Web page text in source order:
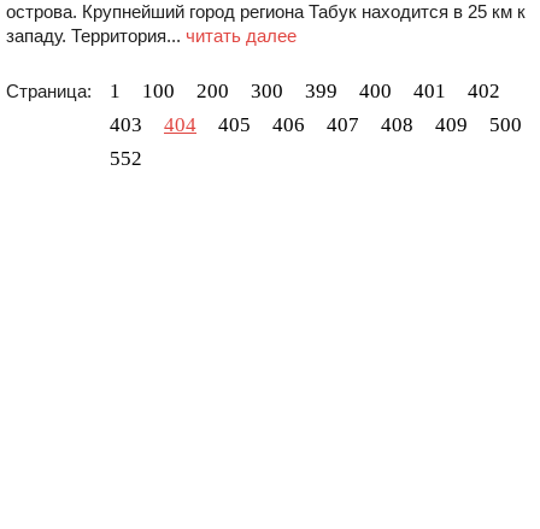
острова. Крупнейший город региона Табук находится в 25 км к
западу. Территория... читать далее
Страница: 1 100 200 300 399 400 401
402
403
404 405 406 407 408 409
500
552